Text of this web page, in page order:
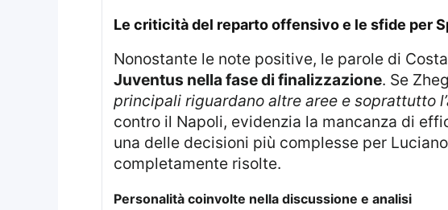
Le criticità del reparto offensivo e le sfide per
Nonostante le note positive, le parole di
Juventus nella fase di finalizzazione. Se
principali riguardano altre aree e soprattutto
contro il Napoli, evidenzia la mancanza di
una delle decisioni più complesse per
completamente risolte.
Personalità coinvolte nella discussione e analisi